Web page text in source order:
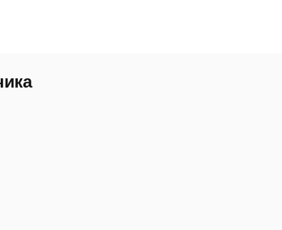
цен.